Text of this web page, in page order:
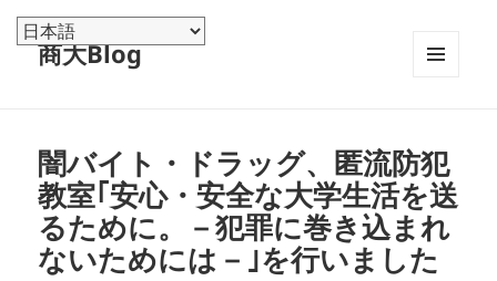
商大Blog
闇バイト・ドラッグ、匿流防犯
教室｢安心・安全な大学生活を送
るために。－犯罪に巻き込まれ
ないためには－｣を行いました